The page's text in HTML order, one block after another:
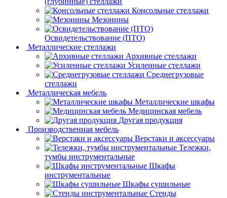
Консольные стеллажи
Мезонины
Освидетельствование (ПТО)
Металлические стеллажи
Архивные стеллажи
Усиленные стеллажи
Среднегрузовые
стеллажи
Металлическая мебель
Металлические шкафы
Медицинская мебель
Другая продукция
Производственная мебель
Верстаки и аксессуары
Тележки,
тумбы инструментальные
Шкафы
инструментальные
Шкафы сушильные
Стенды